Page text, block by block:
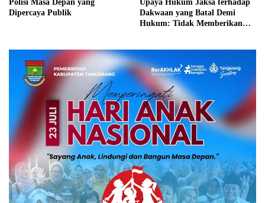
Polisi Masa Depan yang
Dipercaya Publik
Upaya Hukum Jaksa terhadap
Dakwaan yang Batal Demi
Hukum: Tidak Memberikan